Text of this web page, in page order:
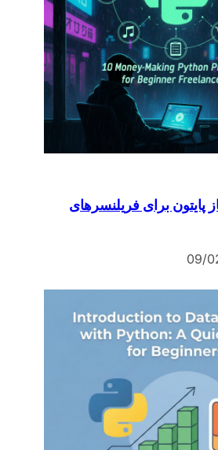
پایتون برای فریلنسرهای
09/